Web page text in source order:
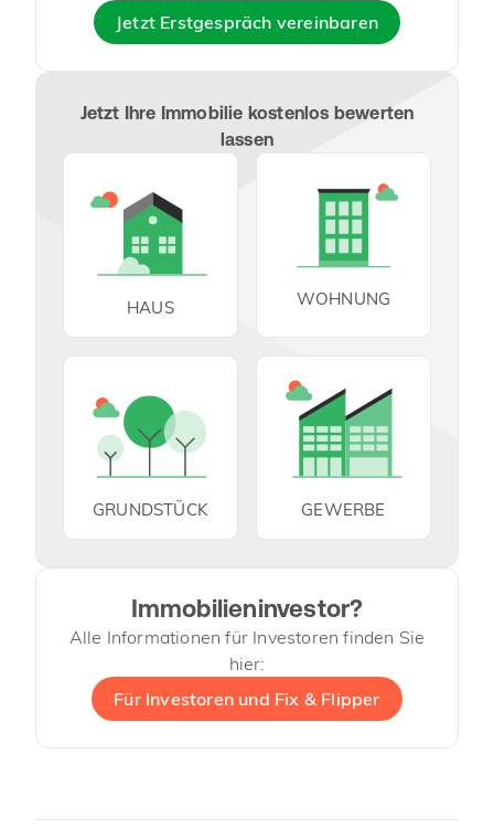
Jetzt Erstgespräch vereinbaren
Jetzt Ihre Immobilie kostenlos bewerten
lassen
HAUS WOHNUNG
GRUNDSTÜCK GEWERBE
Immobilieninvestor?
Alle Informationen für Investoren finden Sie
hier:
Für Investoren und Fix & Flipper